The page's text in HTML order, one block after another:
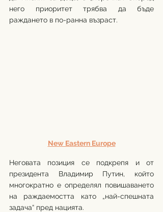
него приоритет трябва да бъде
раждането в по-ранна възраст.
New Eastern Europe
Неговата позиция се подкрепя и от
президента Владимир Путин, който
многократно е определял повишаването
на раждаемостта като „най-спешната
задача“ пред нацията.